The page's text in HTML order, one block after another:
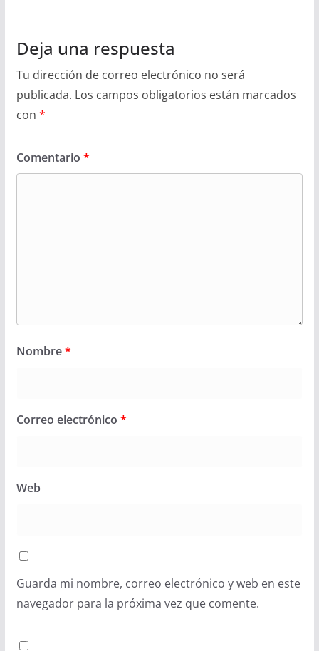
Deja una respuesta
Tu dirección de correo electrónico no será
publicada. Los campos obligatorios están marcados
con *
Comentario *
Nombre*
Correo electrónico *
Web
Guarda mi nombre, correo electrónico y web en este
navegador para la próxima vez que comente.